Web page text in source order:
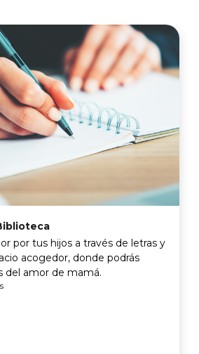
por tus hijos a través de letras y
acogedor, donde podrás
del amor de mamá.